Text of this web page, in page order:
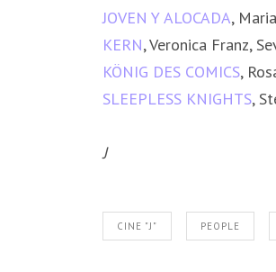
JOVEN Y ALOCADA,
KERN, Veronica Franz,
KÖNIG DES COMICS,
SLEEPLESS KNIGHTS,
J
CINE "J" PEOPLE